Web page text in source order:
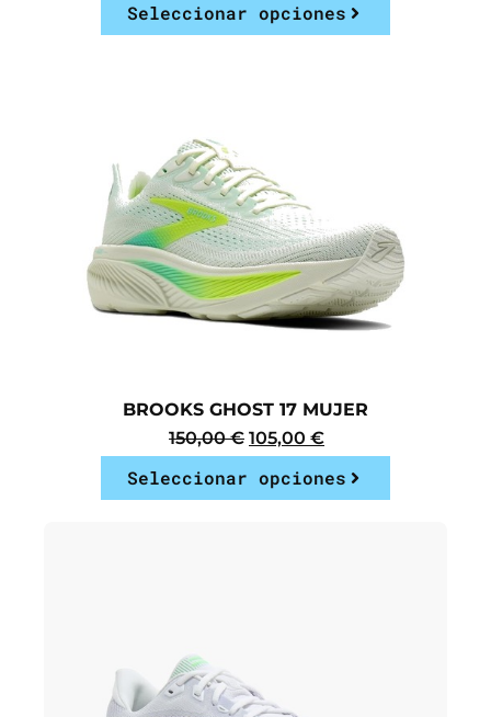
Seleccionar opciones
BROOKS GHOST 17 MUJER
150,00€ 105,00 €
Seleccionar opciones